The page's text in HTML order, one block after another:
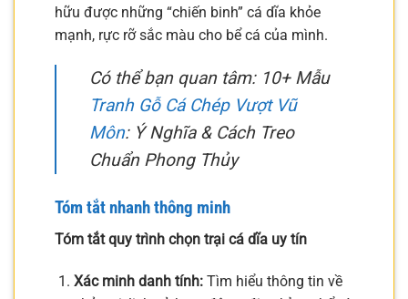
hữu được những “chiến binh” cá dĩa khỏe
mạnh, rực rỡ sắc màu cho bể cá của mình.
Có thể bạn quan tâm: 10+ Mẫu
Tranh Gỗ Cá Chép Vượt Vũ
Môn: Ý Nghĩa & Cách Treo
Chuẩn Phong Thủy
Tóm tắt nhanh thông minh
Tóm tắt quy trình chọn trại cá dĩa uy tín
Xác minh danh tính:Tìm hiểu thông tin về